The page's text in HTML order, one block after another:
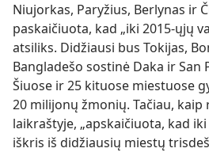
Niujorkas, Paryžius, Berlynas ir
paskaičiuota, kad „iki 2015-ųjų
atsiliks. Didžiausi bus Tokijas,
Bangladešo sostinė Daka ir San
Šiuose ir 25 kituose miestuose
20 milijonų žmonių. Tačiau,
laikraštyje, „apskaičiuota, kad
iškris iš didžiausių miestų